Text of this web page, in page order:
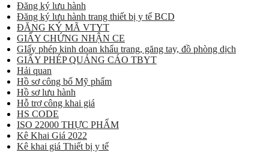
Đăng ký lưu hành
Đăng ký lưu hành trang thiết bị y tế BCD
ĐĂNG KÝ MÃ VTYT
GIẤY CHỨNG NHẬN CE
GIấy phép kinh doan khẩu trang, găng tay, đồ phòng dịch
GIẤY PHÉP QUẢNG CÁO TBYT
Hải quan
Hồ sơ công bố Mỹ phẩm
Hồ sơ lưu hành
Hỗ trợ công khai giá
HS CODE
ISO 22000 THỰC PHẨM
Kê Khai Giá 2022
Kê khai giá Thiết bị y tế